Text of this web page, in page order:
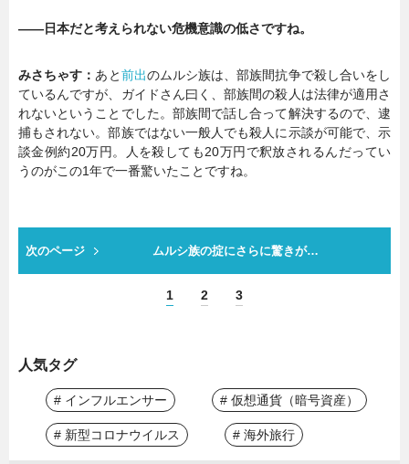
――日本だと考えられない危機意識の低さですね。
みさちゃす：あと前出のムルシ族は、部族間抗争で殺し合いをし
ているんですが、ガイドさん曰く、部族間の殺人は法律が適用さ
れないということでした。部族間で話し合って解決するので、逮
捕もされない。部族ではない一般人でも殺人に示談が可能で、示
談金例約20万円。人を殺しても20万円で釈放されるんだってい
うのがこの1年で一番驚いたことですね。
次のページ ムルシ族の掟にさらに驚きが…
1 2 3
人気タグ
# インフルエンサー # 仮想通貨（暗号資産）
# 新型コロナウイルス # 海外旅行